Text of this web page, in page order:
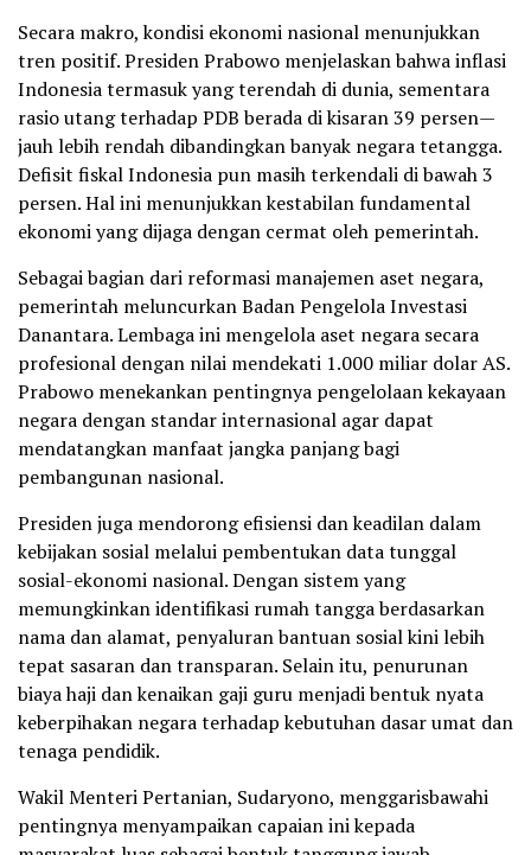
Secara makro, kondisi ekonomi nasional menunjukkan
tren positif. Presiden Prabowo menjelaskan bahwa inflasi
Indonesia termasuk yang terendah di dunia, sementara
rasio utang terhadap PDB berada di kisaran 39 persen—
jauh lebih rendah dibandingkan banyak negara tetangga.
Defisit fiskal Indonesia pun masih terkendali di bawah 3
persen. Hal ini menunjukkan kestabilan fundamental
ekonomi yang dijaga dengan cermat oleh pemerintah.
Sebagai bagian dari reformasi manajemen aset negara,
pemerintah meluncurkan Badan Pengelola Investasi
Danantara. Lembaga ini mengelola aset negara secara
profesional dengan nilai mendekati 1.000 miliar dolar AS.
Prabowo menekankan pentingnya pengelolaan kekayaan
negara dengan standar internasional agar dapat
mendatangkan manfaat jangka panjang bagi
pembangunan nasional.
Presiden juga mendorong efisiensi dan keadilan dalam
kebijakan sosial melalui pembentukan data tunggal
sosial-ekonomi nasional. Dengan sistem yang
memungkinkan identifikasi rumah tangga berdasarkan
nama dan alamat, penyaluran bantuan sosial kini lebih
tepat sasaran dan transparan. Selain itu, penurunan
biaya haji dan kenaikan gaji guru menjadi bentuk nyata
keberpihakan negara terhadap kebutuhan dasar umat dan
tenaga pendidik.
Wakil Menteri Pertanian, Sudaryono, menggarisbawahi
pentingnya menyampaikan capaian ini kepada